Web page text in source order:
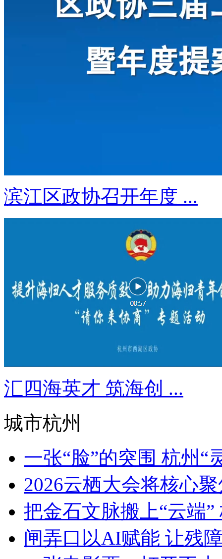
滨江区政协召开年度 ...
汇四海英才 筑海创 ...
城市杭州
一张“脸”的突围 杭州“
2026云栖大会将核心
把金石文脉搬上“云端
闸弄口以AI赋能 让残